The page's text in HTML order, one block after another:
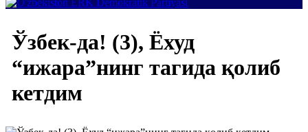
Ўзбек-да! (3), Ёхуд
“ижара”нинг тагида қолиб
кетдим